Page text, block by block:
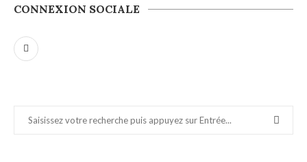
CONNEXION SOCIALE